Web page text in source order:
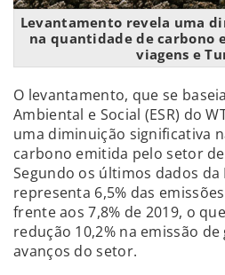
Levantamento revela uma
na quantidade de carbono
viagens e
O levantamento, que se
Ambiental e Social (ESR) do
uma diminuição significativa
carbono emitida pelo setor
Segundo os últimos dados da
representa 6,5% das
frente aos 7,8% de 2019, o
redução 10,2% na emissão
avanços do setor.